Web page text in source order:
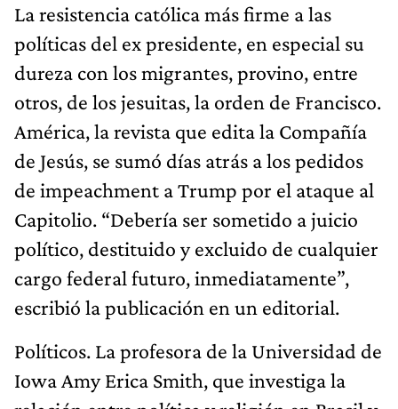
La resistencia católica más firme a las
políticas del ex presidente, en especial su
dureza con los migrantes, provino, entre
otros, de los jesuitas, la orden de Francisco.
América, la revista que edita la Compañía
de Jesús, se sumó días atrás a los pedidos
de impeachment a Trump por el ataque al
Capitolio. “Debería ser sometido a juicio
político, destituido y excluido de cualquier
cargo federal futuro, inmediatamente”,
escribió la publicación en un editorial.
Políticos. La profesora de la Universidad de
Iowa Amy Erica Smith, que investiga la